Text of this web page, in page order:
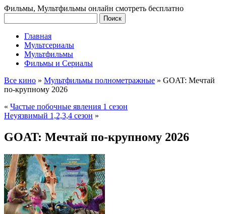
Фильмы, Мультфильмы онлайн смотреть бесплатно
Главная
Мультсериалы
Мультфильмы
Фильмы и Сериалы
Все кино » Мультфильмы полнометражные » GOAT: Мечтай
по-крупному 2026
« Частые побочные явления 1 сезон
Неуязвимый 1,2,3,4 сезон »
GOAT: Мечтай по-крупному 2026